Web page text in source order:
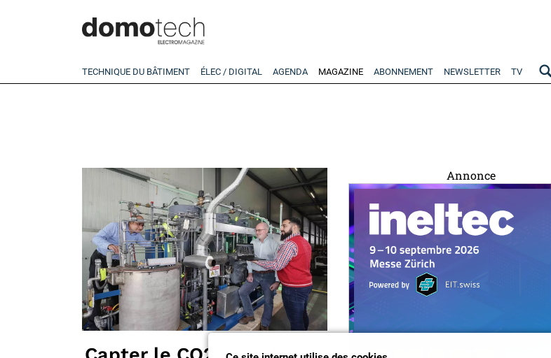
TECHNIQUE DU BÂTIMENT ÉLEC / DIGITAL AGENDA MAGAZINE ABONNEMENT NEWSLETTER TV
Annonce